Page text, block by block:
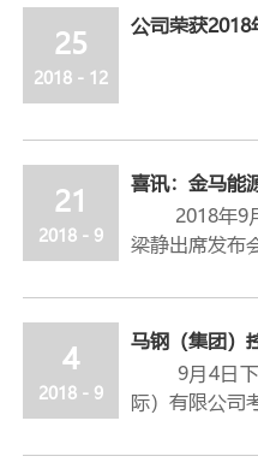
25
2018 - 12
公司荣获
21
2018 - 9
喜讯：金马能
2018年9月
梁静出席发布
年荣获“河南
公司自2003
步由传统炼
于2017年10
赢得了用户的
4
2018 - 9
马钢（集团）
9月4日下午
际）有限公司
公司党委书